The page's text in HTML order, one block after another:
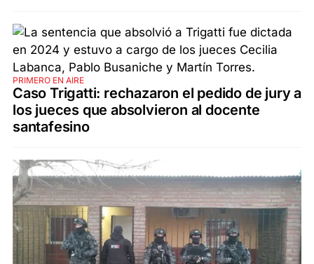
PRIMERO EN AIRE
Caso Trigatti: rechazaron el pedido de jury a
los jueces que absolvieron al docente
santafesino